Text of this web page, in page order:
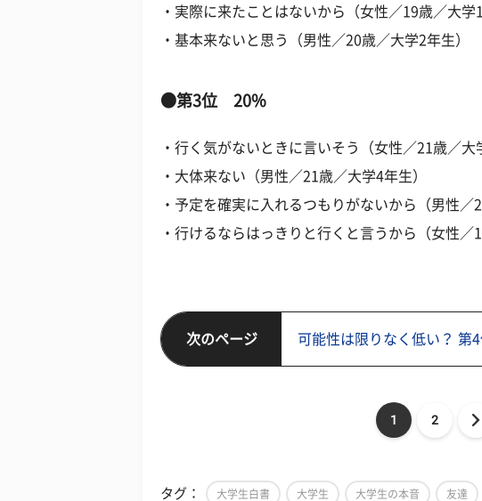
・実際に来たことはないから（女性／19歳／大学1
・基本来ないと思う（男性／20歳／大学2年生）
●第3位 20%
・行く気がないときに言いそう（女性／21歳／大
・大体来ない（男性／21歳／大学4年生）
・予定を確実に入れるつもりがないから（男性／
・行けるならはっきりと行くと言うから（女性／
次のページ 可能性は限りなく低い？
1 2
タグ： 大学生白書 大学生 大学生の本音 友達